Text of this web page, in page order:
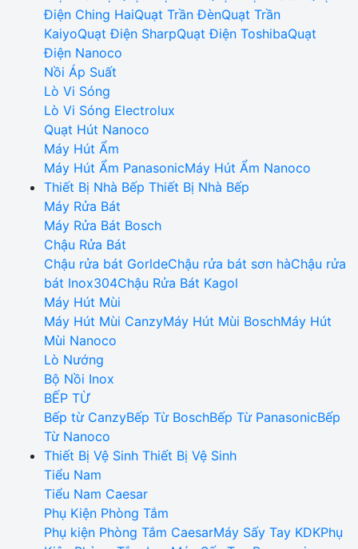
Điện Ching HaiQuạt Trần ĐènQuạt Trần
KaiyoQuạt Điện SharpQuạt Điện ToshibaQuạt
Điện Nanoco
Nồi Áp Suất
Lò Vi Sóng
Lò Vi Sóng Electrolux
Quạt Hút Nanoco
Máy Hút Ẩm
Máy Hút Ẩm PanasonicMáy Hút Ẩm Nanoco
Thiết Bị Nhà Bếp Thiết Bị Nhà Bếp
Máy Rửa Bát
Máy Rửa Bát Bosch
Chậu Rửa Bát
Chậu rửa bát GorldeChậu rửa bát sơn hàChậu rửa
bát Inox304Chậu Rửa Bát Kagol
Máy Hút Mùi
Máy Hút Mùi CanzyMáy Hút Mùi BoschMáy Hút
Mùi Nanoco
Lò Nướng
Bộ Nồi Inox
BẾP TỪ
Bếp từ CanzyBếp Từ BoschBếp Từ PanasonicBếp
Từ Nanoco
Thiết Bị Vệ Sinh Thiết Bị Vệ Sinh
Tiểu Nam
Tiểu Nam Caesar
Phụ Kiện Phòng Tắm
Phụ kiện Phòng Tắm CaesarMáy Sấy Tay KDKPhụ